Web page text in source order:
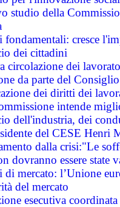
studio della
fondamentali: cresce
dei cittadini
circolazione dei
da parte del
dei diritti dei
intende
dell'industria, dei
del CESE Henri
dalla crisi:"Le
dovranno essere state
di mercato: l’Unione
del mercato
esecutiva